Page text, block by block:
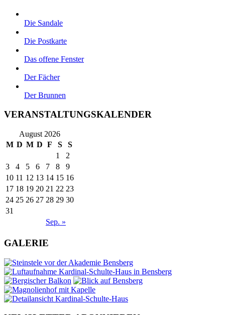
Die Sandale
Die Postkarte
Das offene Fenster
Der Fächer
Der Brunnen
VERANSTALTUNGSKALENDER
August 2026
M D M D F S S
Sep. »
1
2
3
4 5 6 7 8
9
10 11 12 13 14 15 16
17 18 19 20 21 22 23
24 25 26 27 28 29 30
31
GALERIE